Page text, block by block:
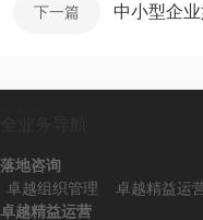
下一篇 中小型企
落地咨询
卓越组织管理
卓越精益运
卓越精益运营